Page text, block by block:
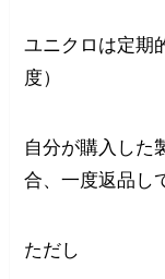
ユニクロは定期
度）
自分が購入した
合、一度返品し
ただし